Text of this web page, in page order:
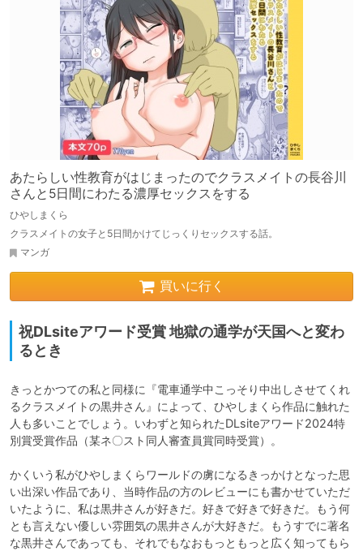
あたらしい性教育がはじまったのでクラスメイトの長谷川
さんと5日間にわたる濃厚セックスをする
ひやしまくら
クラスメイトの女子と5日間かけてじっくりセックスする話。
マンガ
買いに行く
祝DLsiteアワード受賞 地獄の通学が天国へと変わ
るとき
きっとかつての私と同様に『電車通学中こっそり中出しさせてくれ
るクラスメイトの黒井さん』によって、ひやしまくら作品に触れた
人も多いことでしょう。いわずと知られたDLsiteアワード2024特
別賞受賞作品（某ネ〇スト同人審査員賞同時受賞）。
かくいう私がひやしまくらワールドの虜になるきっかけとなった思
い出深い作品であり、当時作品の方のレビューにも書かせていただ
いたように、私は黒井さんが好きだ。好きで好きで好きだ。もう何
とも言えない優しい雰囲気の黒井さんが大好きだ。もうすでに著名
な黒井さんであっても、それでもなおもっともっと広く知ってもら